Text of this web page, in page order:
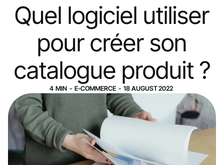
Quel logiciel utiliser
pour créer son
catalogue produit ?
4 MIN - E-COMMERCE - 18 AUGUST2022